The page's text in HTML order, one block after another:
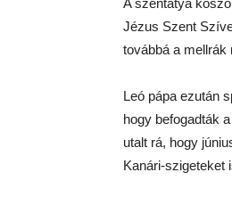
A szentatya
Jézus Szent
továbbá a mellrák
Leó pápa ezután
hogy befogadták
utalt rá, hogy
Kanári-szigeteket